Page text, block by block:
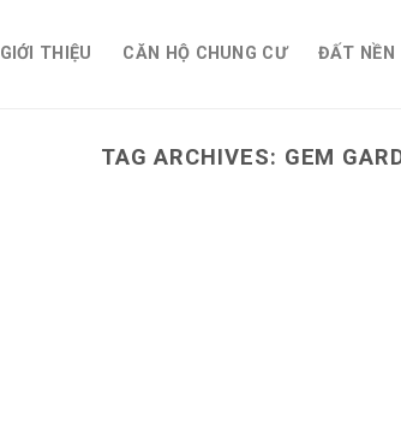
GIỚI THIỆU CĂN HỘ CHUNG CƯ ĐẤT NỀN
TAG ARCHIVES: GEM